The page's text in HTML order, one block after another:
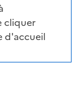
cliquer
d'accueil